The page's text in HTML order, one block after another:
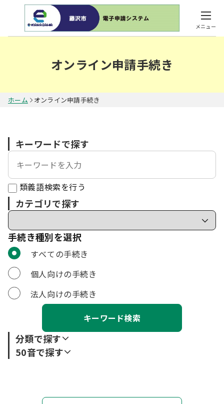
メニュー
オンライン申請手続き
ホーム オンライン申請手続き
キーワードで探す
類義語検索を行う
カテゴリで探す
手続き種別を選択
利用者選択すべての手続き
個人向けの手続き
法人向けの手続き
分類で探す
市民の方へ
50音で探す